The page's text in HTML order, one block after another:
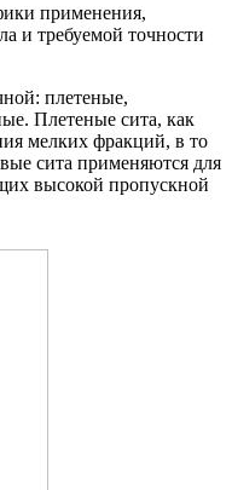
применения,
и требуемой точности
плетеные,
Плетеные сита, как
мелких фракций, в то
сита применяются для
высокой пропускной